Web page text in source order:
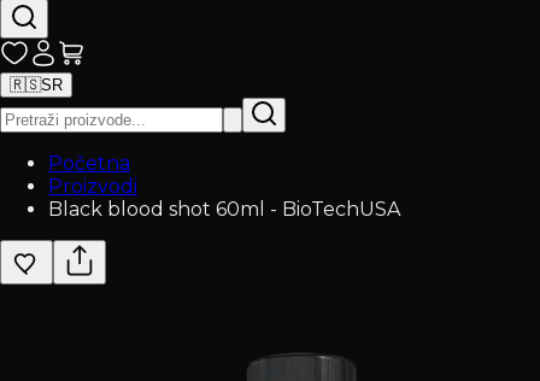
🇷🇸SR
Početna
Proizvodi
Black blood shot 60ml - BioTechUSA